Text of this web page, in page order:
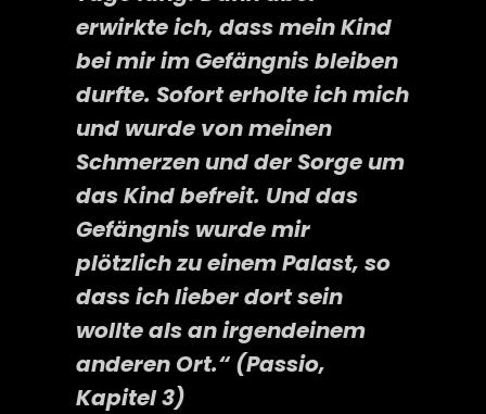
erwirkte ich, dass mein Kind
bei mir im Gefängnis bleiben
durfte. Sofort erholte ich mich
und wurde von meinen
Schmerzen und der Sorge um
das Kind befreit. Und das
Gefängnis wurde mir
plötzlich zu einem Palast, so
dass ich lieber dort sein
wollte als an irgendeinem
anderen Ort.“ (Passio,
Kapitel 3)